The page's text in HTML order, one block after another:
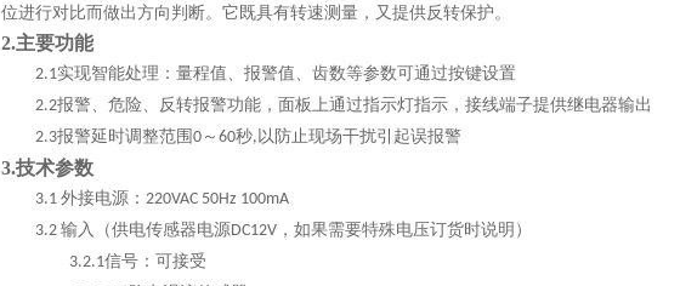
位进行对比而做出方向判断。它既具有转速测量，又提供反转保护。
2.主要功能
2.1实现智能处理：量程值、报警值、齿数等参数可通过按键设置
2.2报警、危险、反转报警功能，面板上通过指示灯指示，接线端子提供继电器输出
2.3报警延时调整范围 0 ～ 60秒, 以防止现场干扰引起误报警
3.技术参数
3.1 外接电源： 220VAC 50Hz 100mA
3.2 输入（供电传感器电源DC12V ，如果需要特殊电压订货时说明）
3.2.1信号：可接受